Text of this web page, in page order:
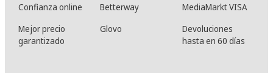
Confianza online Betterway
MediaMarkt VISA
Mejor precio
garantizado
Glovo
Devoluciones
hasta en 60 días